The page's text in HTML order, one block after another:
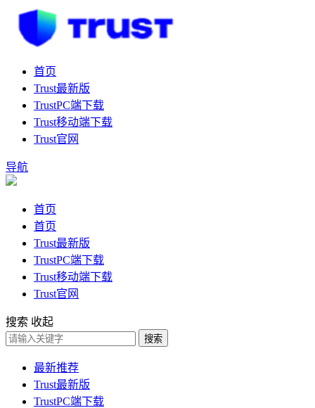
首页
Trust最新版
TrustPC端下载
Trust移动端下载
Trust官网
导航
首页
首页
Trust最新版
TrustPC端下载
Trust移动端下载
Trust官网
搜索 收起
搜索
最新推荐
Trust最新版
TrustPC端下载